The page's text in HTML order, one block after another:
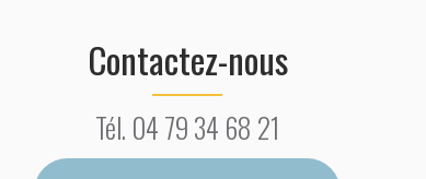
Contactez-nous
Tél. 04 79 34 68 21